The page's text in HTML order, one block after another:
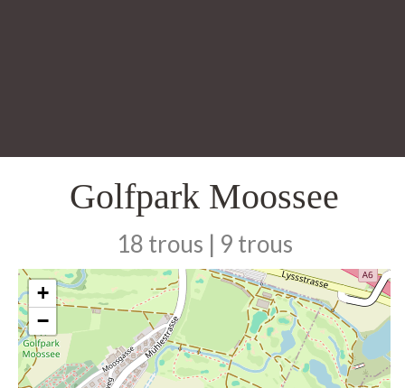
Golfpark Moossee
18 trous | 9 trous
+
−